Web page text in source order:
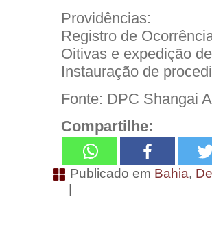
Providências:
Registro de
Oitivas e expedição
Instauração de
Fonte: DPC Shangai
Compartilhe:
Publicado em Bahia,
|